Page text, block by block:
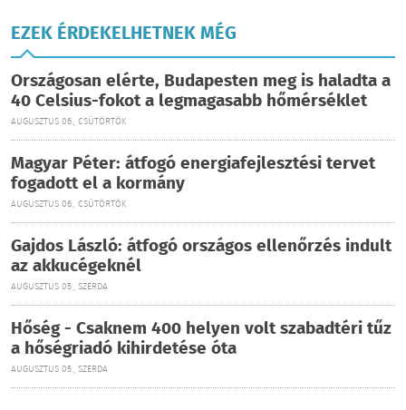
EZEK ÉRDEKELHETNEK MÉG
Országosan elérte, Budapesten meg is haladta a
40 Celsius-fokot a legmagasabb hőmérséklet
AUGUSZTUS 06., CSÜTÖRTÖK
Magyar Péter: átfogó energiafejlesztési tervet
fogadott el a kormány
AUGUSZTUS 06., CSÜTÖRTÖK
Gajdos László: átfogó országos ellenőrzés indult
az akkucégeknél
AUGUSZTUS 05., SZERDA
Hőség - Csaknem 400 helyen volt szabadtéri tűz
a hőségriadó kihirdetése óta
AUGUSZTUS 05., SZERDA